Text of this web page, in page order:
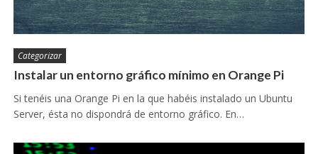
Categorizar
Instalar un entorno gráfico mínimo en Orange Pi
Si tenéis una Orange Pi en la que habéis instalado un Ubuntu
Server, ésta no dispondrá de entorno gráfico. En…